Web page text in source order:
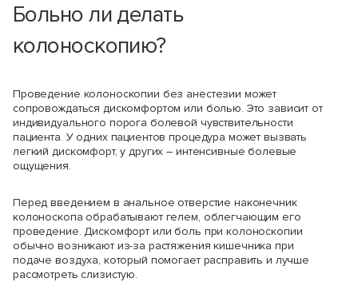
Больно ли делать
колоноскопию?
Проведение колоноскопии без анестезии может
сопровождаться дискомфортом или болью. Это зависит от
индивидуального порога болевой чувствительности
пациента. У одних пациентов процедура может вызвать
легкий дискомфорт, у других – интенсивные болевые
ощущения.
Перед введением в анальное отверстие наконечник
колоноскопа обрабатывают гелем, облегчающим его
проведение. Дискомфорт или боль при колоноскопии
обычно возникают из-за растяжения кишечника при
подаче воздуха, который помогает расправить и лучше
рассмотреть слизистую.